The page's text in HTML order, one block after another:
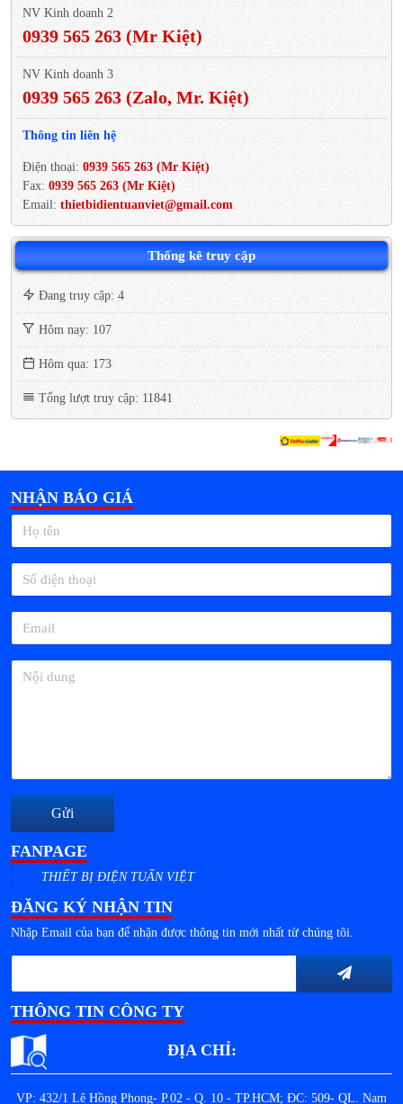
NV Kinh doanh 2
0939 565 263 (Mr Kiệt)
NV Kinh doanh 3
0939 565 263 (Zalo, Mr. Kiệt)
Thông tin liên hệ
Điện thoại: 0939 565 263 (Mr Kiệt)
Fax: 0939 565 263 (Mr Kiệt)
Email: thietbidientuanviet@gmail.com
Thống kê truy cập
Đang truy cập: 4
Hôm nay: 107
Hôm qua: 173
Tổng lượt truy cập: 11841
NHẬN BÁO GIÁ
Gửi
FANPAGE
THIẾT BỊ ĐIỆN TUẤN VIỆT
ĐĂNG KÝ NHẬN TIN
Nhập Email của bạn để nhận được thông tin mới nhất từ chúng tôi.
THÔNG TIN CÔNG TY
ĐỊA CHỈ:
VP: 432/1 Lê Hồng Phong- P.02 - Q. 10 - TP.HCM; ĐC: 509- QL. Nam